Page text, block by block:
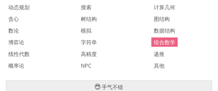
动态规划 搜索
计算几何
贪心
树结构
图结构
数论
模拟
数据结构
博弈论
字符串
组合数学
线性代数
高精度
递推
概率论
NPC 其他
手气不错